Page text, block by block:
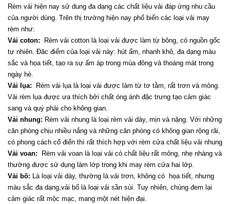
Rèm vải hiện nay sử dung đa dạng các chất liệu vải đáp ứng nhu cầu
của người dùng. Trên thị trường hiện nay phổ biến các loại vải may
rèm như:
Vải coton: Rèm vải cotton là loại vải được làm từ bông, có nguồn gốc
tự nhiên. Đăc điểm của loại vải này: hút ẩm, nhanh khô, đa dạng màu
sắc và họa tiết, tạo ra sự ấm áp trong mùa đông và thoáng mát trong
ngày hè.
Vải lụa: Rèm vải lụa là loại vải được làm từ tơ tằm, rất trơn và mỏng.
Vải rèm lụa được ưa thích bởi chất óng ánh đặc trưng tạo cảm giác
sang và quý phái cho không gian.
Vải nhung: Rèm vải nhung là loại rèm vải dày, mịn và nặng. Với những
căn phòng chịu nhiều nắng và những căn phòng có không gian rộng rãi,
có phong cách cổ điển thì rất thích hợp với rèm cửa chất liệu vải nhung
Vải voan: Rèm vải voan là loại vải có chất liệu rất mỏng, nhẹ nhàng và
thường được sử dụng làm lớp trong khi may rèm cửa hai lớp.
Vải bố: Là loại vải dày, thường là vải trơn, không có  họa tiết, nhưng
màu sắc đa dạng,vải bố là loại vải sần sùi. Tuy nhiên, chúng đem lại
cảm giác rất mộc mạc, mang một nét hiện đại.